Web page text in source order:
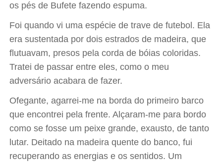
os pés de Bufete fazendo espuma.
Foi quando vi uma espécie de trave de futebol. Ela
era sustentada por dois estrados de madeira, que
flutuavam, presos pela corda de bóias coloridas.
Tratei de passar entre eles, como o meu
adversário acabara de fazer.
Ofegante, agarrei-me na borda do primeiro barco
que encontrei pela frente. Alçaram-me para bordo
como se fosse um peixe grande, exausto, de tanto
lutar. Deitado na madeira quente do banco, fui
recuperando as energias e os sentidos. Um